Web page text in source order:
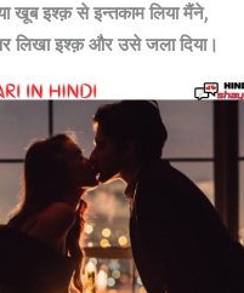
खूब इश्क़ से इन्तकाम लिया मैंने,
लिखा इश्क़ और उसे जला दिया।